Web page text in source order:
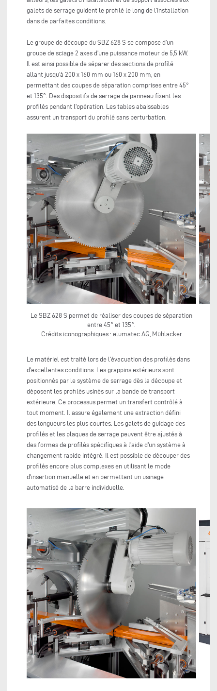
galets de serrage guident le profilé le long de l'installation
dans de parfaites conditions.
Le groupe de découpe du SBZ 628 S se compose d'un
groupe de sciage 2 axes d'une puissance moteur de 5,5 kW.
Il est ainsi possible de séparer des sections de profilé
allant jusqu'à 200 x 160 mm ou 160 x 200 mm, en
permettant des coupes de séparation comprises entre 45°
et 135°. Des dispositifs de serrage de panneau fixent les
profilés pendant l'opération. Les tables abaissables
assurent un transport du profilé sans perturbation.
Le SBZ 628 S permet de réaliser des coupes de séparation
entre 45° et 135°.
Crédits iconographiques : elumatec AG, Mühlacker
Le matériel est traité lors de l'évacuation des profilés dans
d'excellentes conditions. Les grappins extérieurs sont
positionnés par le système de serrage dès la découpe et
déposent les profilés usinés sur la bande de transport
extérieure. Ce processus permet un transfert contrôlé à
tout moment. Il assure également une extraction défini
des longueurs les plus courtes. Les galets de guidage des
profilés et les plaques de serrage peuvent être ajustés à
des formes de profilés spécifiques à l'aide d'un système à
changement rapide intégré. Il est possible de découper des
profilés encore plus complexes en utilisant le mode
d'insertion manuelle et en permettant un usinage
automatisé de la barre individuelle.